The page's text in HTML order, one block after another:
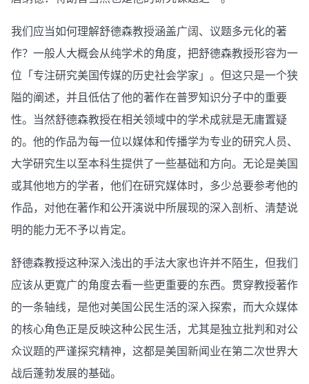
我们应当如何理解舒德森教授涵盖广阔、议题多元化的著
作？一般人大概会从纯学术的角度，把舒德森教授形容为一
位「专注研究美国传媒的历史社会学家」。但这只是一个狭
隘的阐述，并且低估了他的著作在普罗知识分子中的重要
性。当然舒德森教授在相关领域中的学术成就是无庸置疑
的。他的作品为每一位以媒体和传播学为专业的研究人员、
大学研究生以至本科生提供了一些基础和方向。无论是美国
或其他地方的学者，他们在研究媒体时，多少总要参考他的
作品，对他在著作和公开演说中所展现的深入剖析、清楚说
明的能力无不予以肯定。
舒德森教授这种深入浅出的手法大家也许并不陌生，但我们
应该从更寛广的角度去看一些更重要的东西。贯穿教授著作
的一条轴线，是他对美国公民生活的深入探索，而大众媒体
的核心角色正是反映这种公民生活，尤其是独立批判和对公
众议题的严谨探究精神，这都是美国新闻业在第二次世界大
战后蓬勃发展的基础。